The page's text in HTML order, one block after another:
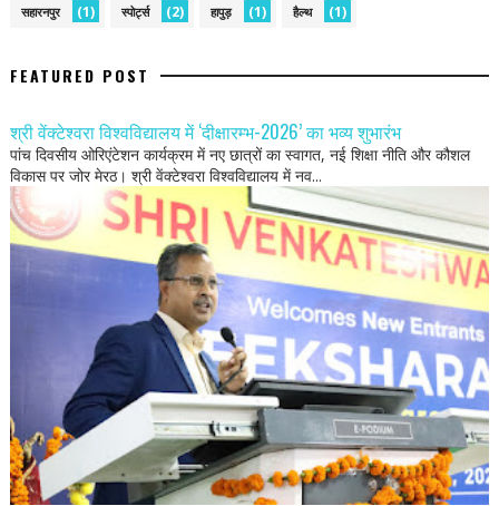
सहारनपुर (1) स्पोर्ट्स (2) हापुड़ (1) हैल्थ (1)
FEATURED POST
श्री वेंक्टेश्वरा विश्वविद्यालय में ‘दीक्षारम्भ-2026’ का भव्य शुभारंभ
पांच दिवसीय ओरिएंटेशन कार्यक्रम में नए छात्रों का स्वागत, नई शिक्षा नीति और कौशल
विकास पर जोर मेरठ। श्री वेंक्टेश्वरा विश्वविद्यालय में नव...